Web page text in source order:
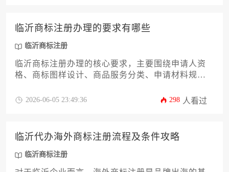
临沂商标注册办理的要求有哪些
临沂商标注册
临沂商标注册办理的核心要求，主要围绕申请人资
格、商标图样设计、商品服务分类、申请材料规范
性管理规则与全国统一法律标准的衔接。
2026-06-05 23:49:36 298 人看过
临沂代办海外商标注册流程及条件攻略
临沂商标注册